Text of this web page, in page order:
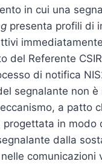
in cui una
presenta profili di
del Referente
di notifica
segnalante non è
a patto
progettata in modo
dalla
comunicazioni